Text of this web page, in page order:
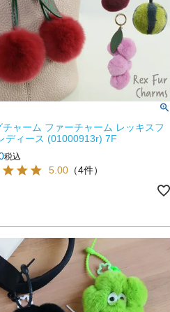
チャーム ファーチャーム レッキスフ
ディース (01000913r) 7F
税込
5.00 （4件）